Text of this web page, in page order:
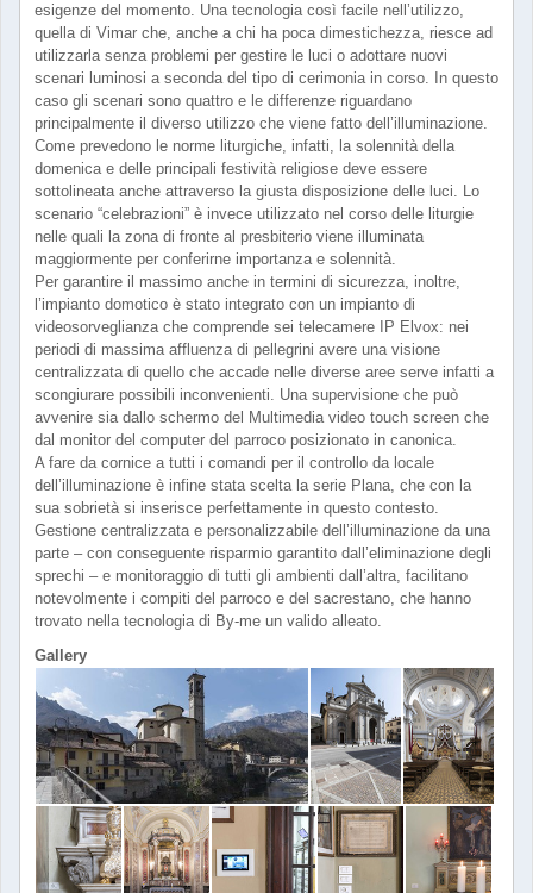
esigenze del momento. Una tecnologia così facile nell’utilizzo,
quella di Vimar che, anche a chi ha poca dimestichezza, riesce ad
utilizzarla senza problemi per gestire le luci o adottare nuovi
scenari luminosi a seconda del tipo di cerimonia in corso. In questo
caso gli scenari sono quattro e le differenze riguardano
principalmente il diverso utilizzo che viene fatto dell’illuminazione.
Come prevedono le norme liturgiche, infatti, la solennità della
domenica e delle principali festività religiose deve essere
sottolineata anche attraverso la giusta disposizione delle luci. Lo
scenario “celebrazioni” è invece utilizzato nel corso delle liturgie
nelle quali la zona di fronte al presbiterio viene illuminata
maggiormente per conferirne importanza e solennità.
Per garantire il massimo anche in termini di sicurezza, inoltre,
l’impianto domotico è stato integrato con un impianto di
videosorveglianza che comprende sei telecamere IP Elvox: nei
periodi di massima affluenza di pellegrini avere una visione
centralizzata di quello che accade nelle diverse aree serve infatti a
scongiurare possibili inconvenienti. Una supervisione che può
avvenire sia dallo schermo del Multimedia video touch screen che
dal monitor del computer del parroco posizionato in canonica.
A fare da cornice a tutti i comandi per il controllo da locale
dell’illuminazione è infine stata scelta la serie Plana, che con la
sua sobrietà si inserisce perfettamente in questo contesto.
Gestione centralizzata e personalizzabile dell’illuminazione da una
parte – con conseguente risparmio garantito dall’eliminazione degli
sprechi – e monitoraggio di tutti gli ambienti dall’altra, facilitano
notevolmente i compiti del parroco e del sacrestano, che hanno
trovato nella tecnologia di By-me un valido alleato.
Gallery